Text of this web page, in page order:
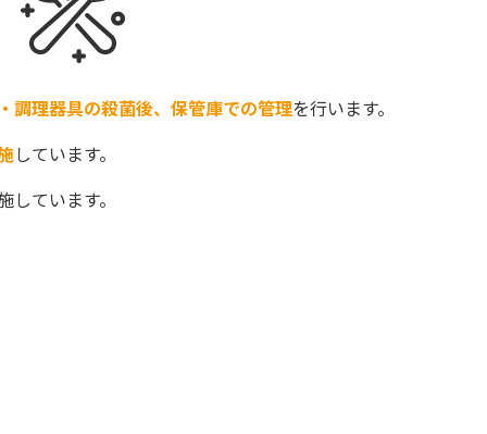
調理器具の殺菌後、保管庫での管理を行います。
しています。
ています。